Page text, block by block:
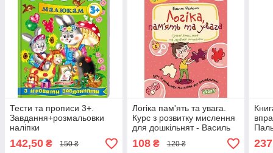
Тести та прописи 3+.
Завдання+розмальовки
наліпки
142,50 ₴ 150 ₴
Логіка пам'ять та увага.
Курс з розвитку мислення
для дошкільнят - Василь
Федієнко
108₴ 120 ₴